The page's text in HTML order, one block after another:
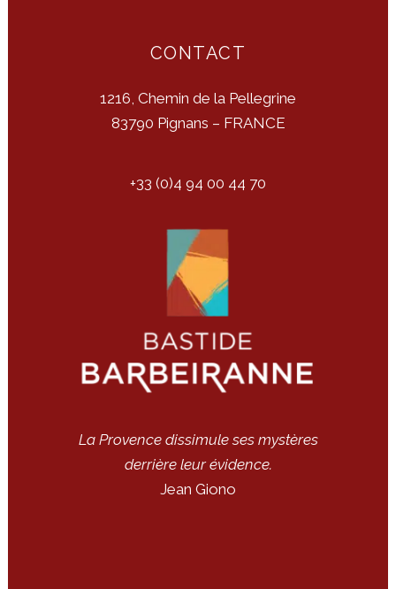
CONTACT
1216, Chemin de la Pellegrine
83790 Pignans – FRANCE
+33 (0)4 94 00 44 70
La Provence dissimule ses mystères
derrière leur évidence.
Jean Giono